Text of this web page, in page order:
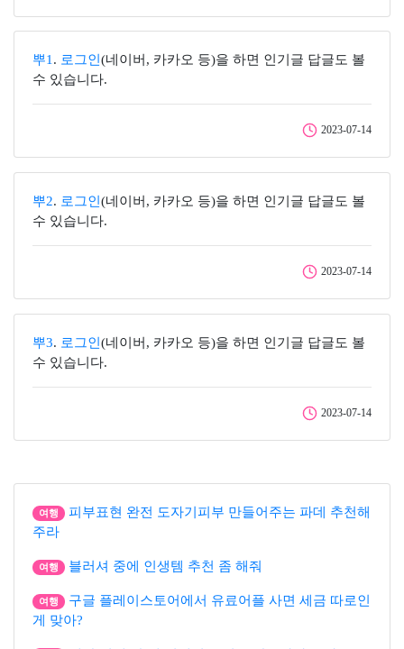
뿌1 . 로그인 (네이버, 카카오 등)을 하면 인기글 답글도 볼
수 있습니다.
2023-07-14
뿌2. 로그인 (네이버, 카카오 등)을 하면 인기글 답글도 볼
수 있습니다.
2023-07-14
뿌3. 로그인 (네이버, 카카오 등)을 하면 인기글 답글도 볼
수 있습니다.
2023-07-14
여행
피부표현 완전 도자기피부 만들어주는 파데 추천해
주라
여행 블러셔 중에 인생템 추천 좀 해줘
여행
구글 플레이스토어에서 유료어플 사면 세금 따로인
게 맞아?